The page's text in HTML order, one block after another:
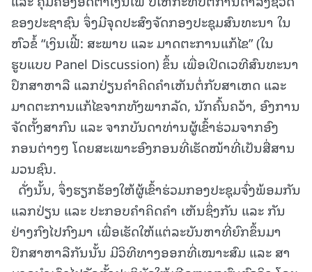
ຂອງປະຊາຊົນ ຈຶ່ງມີຈຸດປະສົງຈັດກອງປະຊຸມສົນທະນາ ໃນ
ຫົວຂໍ້ “ເງິນເຟີ້: ສະພາບ ແລະ ມາດຕະການແກ້ໄຂ” (ໃນ
ຮູບແບບ Panel Discussion) ຂຶ້ນ ເພື່ອເປີດເວທີສົນທະນາ
ປຶກສາຫາລື ແລກປ່ຽນຄໍາຄິດຄໍາເຫັນຕໍ່ກັບສາເຫດ ແລະ
ມາດຕະການແກ້ໄຂຈາກທັງພາກລັດ, ນັກຄົ້ນຄວ້າ, ອົງການ
ຈັດຕັ້ງສາກົນ ແລະ ຈາກບັນດາທ່ານຜູ້ເຂົ້າຮ່ວມຈາກອົງ
ກອນຕ່າງໆ ໂດຍສະເພາະອົງກອນທີ່ເຮັດໜ້າທີ່ເປັນສື່ສານ
ມວນຊົນ.
ດັ່ງນັ້ນ, ຈຶ່ງຮຽກຮ້ອງໃຫ້ຜູ້ເຂົ້າຮ່ວມກອງປະຊຸມຈົ່ງພ້ອມກັນ
ແລກປ່ຽນ ແລະ ປະກອບຄໍາຄິດຄໍາ ເຫັນຊຶ່ງກັນ ແລະ ກັນ
ຢ່າງກົງໄປກົງມາ ເພື່ອເຮັດໃຫ້ແຕ່ລະບັນຫາທີ່ຍົກຂຶ້ນມາ
ປຶກສາຫາລືກັນນັ້ນ ມີວິທີທາງອອກທີ່ເໝາະສົມ ແລະ ສາ